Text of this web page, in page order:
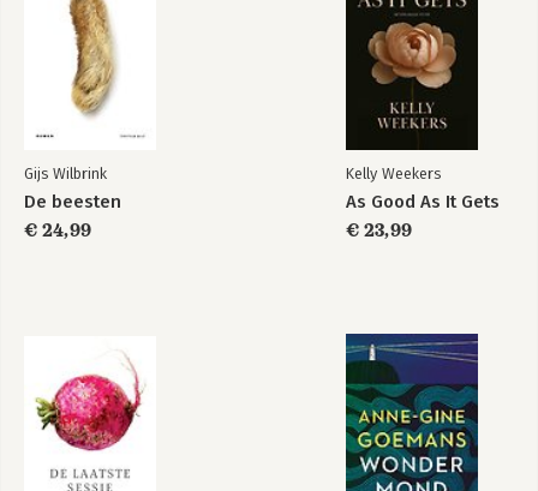
Kofferverhalen In het buitengebied
Bekijk alle boeken
Gijs Wilbrink
De beesten
€ 24,99
Kelly Weekers
As Good As It Gets
€ 23,99